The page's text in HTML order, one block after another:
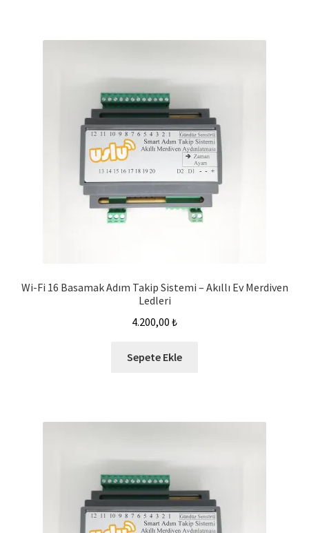
Wi-Fi 16 Basamak Adım Takip Sistemi – Akıllı Ev Merdiven
Ledleri
4.200,00 ₺
Sepete Ekle